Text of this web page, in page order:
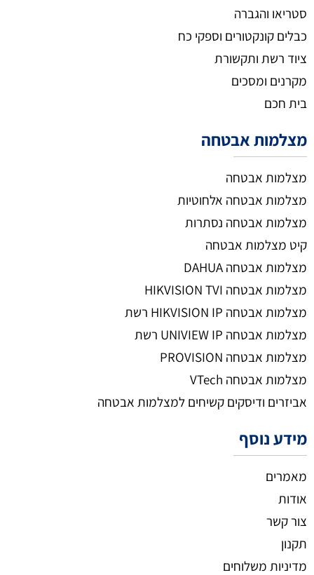
סטריאו והגברה
כבלים קונקטורים וספקי כח
ציוד רשת ותקשורת
מקרנים ומסכים
בית חכם
מצלמות אבטחה
מצלמות אבטחה
מצלמות אבטחה אלחוטיות
מצלמות אבטחה נסתרות
קיט מצלמות אבטחה
מצלמות אבטחה DAHUA
מצלמות אבטחה HIKVISION TVI
מצלמות אבטחה HIKVISION IP רשת
מצלמות אבטחה UNIVIEW IP רשת
מצלמות אבטחה PROVISION
מצלמות אבטחה VTech
אביזרים ודיסקים קשיחים למצלמות אבטחה
מידע נוסף
מאמרים
אודות
צור קשר
תקנון
מדיניות משלוחים